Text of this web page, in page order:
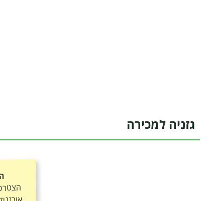
גזניה למכירה